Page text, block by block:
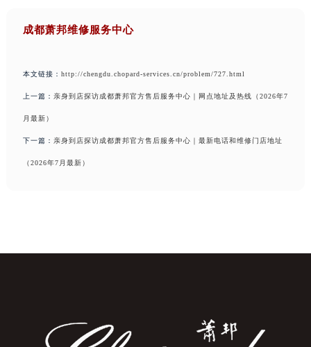
成都萧邦维修服务中心
本文链接： http://chengdu.chopard-services.cn/problem/727.html
上一篇： 亲身到店探访成都萧邦官方售后服务中心｜网点地址及热线（2026年7
月最新）
下一篇： 亲身到店探访成都萧邦官方售后服务中心｜最新电话和维修门店地址
（2026年7月最新）